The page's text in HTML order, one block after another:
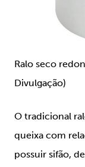
Ralo seco
Divulgação)
O tradicional
queixa com
possuir sifão,